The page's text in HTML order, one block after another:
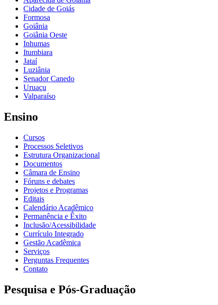
Cidade de Goiás
Formosa
Goiânia
Goiânia Oeste
Inhumas
Itumbiara
Jataí
Luziânia
Senador Canedo
Uruaçu
Valparaíso
Ensino
Cursos
Processos Seletivos
Estrutura Organizacional
Documentos
Câmara de Ensino
Fóruns e debates
Projetos e Programas
Editais
Calendário Acadêmico
Permanência e Êxito
Inclusão/Acessibilidade
Currículo Integrado
Gestão Acadêmica
Serviços
Perguntas Frequentes
Contato
Pesquisa e Pós-Graduação